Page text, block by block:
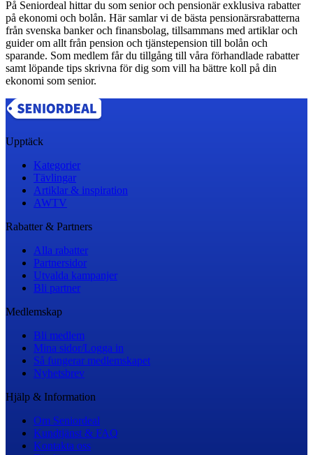
På Seniordeal hittar du som senior och pensionär exklusiva rabatter
på ekonomi och bolån. Här samlar vi de bästa pensionärsrabatterna
från svenska banker och finansbolag, tillsammans med artiklar och
guider om allt från pension och tjänstepension till bolån och
sparande. Som medlem får du tillgång till våra förhandlade rabatter
samt löpande tips skrivna för dig som vill ha bättre koll på din
ekonomi som senior.
Upptäck
Kategorier
Tävlingar
Artiklar & inspiration
AWTV
Rabatter & Partners
Alla rabatter
Partnersidor
Utvalda kampanjer
Bli partner
Medlemskap
Bli medlem
Mina sidor/Logga in
Så fungerar medlemskapet
Nyhetsbrev
Hjälp & Information
Om Seniordeal
Kundtjänst & FAQ
Kontakta oss